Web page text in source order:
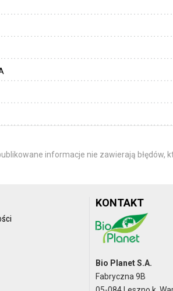
informacje nie zawierają błędów,
KONTAKT
Bio Planet S.A.
Fabryczna 9B